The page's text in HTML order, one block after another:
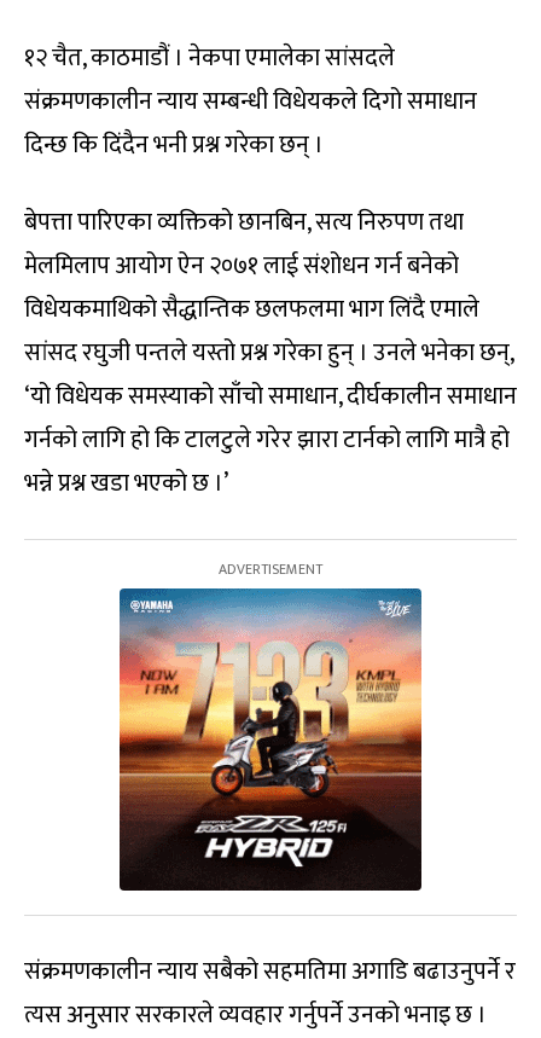
१२ चैत, काठमाडौं । नेकपा एमालेका सांसदले
संक्रमणकालीन न्याय सम्बन्धी विधेयकले दिगो समाधान
दिन्छ कि दिंदैन भनी प्रश्न गरेका छन् ।
बेपत्ता पारिएका व्यक्तिको छानबिन, सत्य निरुपण तथा
मेलमिलाप आयोग ऐन २०७१ लाई संशोधन गर्न बनेको
विधेयकमाथिको सैद्धान्तिक छलफलमा भाग लिंदै एमाले
सांसद रघुजी पन्तले यस्तो प्रश्न गरेका हुन् । उनले भनेका छन्,
‘यो विधेयक समस्याको साँचो समाधान, दीर्घकालीन समाधान
गर्नको लागि हो कि टालटुले गरेर झारा टार्नको लागि मात्रै हो
भन्ने प्रश्न खडा भएको छ ।’
संक्रमणकालीन न्याय सबैको सहमतिमा अगाडि बढाउनुपर्ने र
त्यस अनुसार सरकारले व्यवहार गर्नुपर्ने उनको भनाइ छ ।